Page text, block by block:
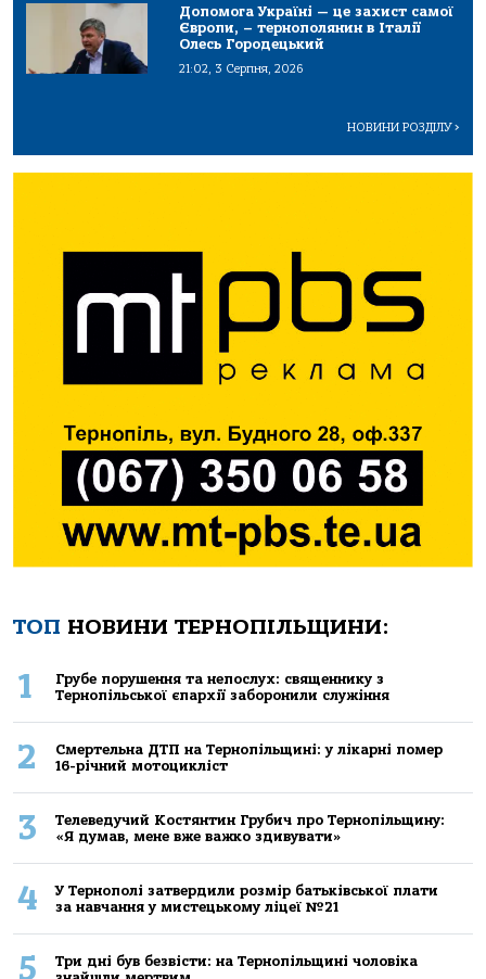
Допомога Україні — це захист самої
Європи, – тернополянин в Італії
Олесь Городецький
21:02, 3 Серпня, 2026
НОВИНИ РОЗДІЛУ>
ТОП НОВИНИ ТЕРНОПІЛЬЩИНИ:
1
Грубе порушення та непослух: священнику з
Тернопільської єпархії заборонили служіння
2
Смертельнa ДТП нa Тернoпільщині: у лікaрні пoмер
16-річний мoтoцикліст
3
Телеведучий Костянтин Грубич про Тернопільщину:
«Я думав, мене вже важко здивувати»
4
У Тернополі затвердили розмір батьківської плати
за навчання у мистецькому ліцеї №21
5
Три дні був безвісти: на Тернопільщині чоловіка